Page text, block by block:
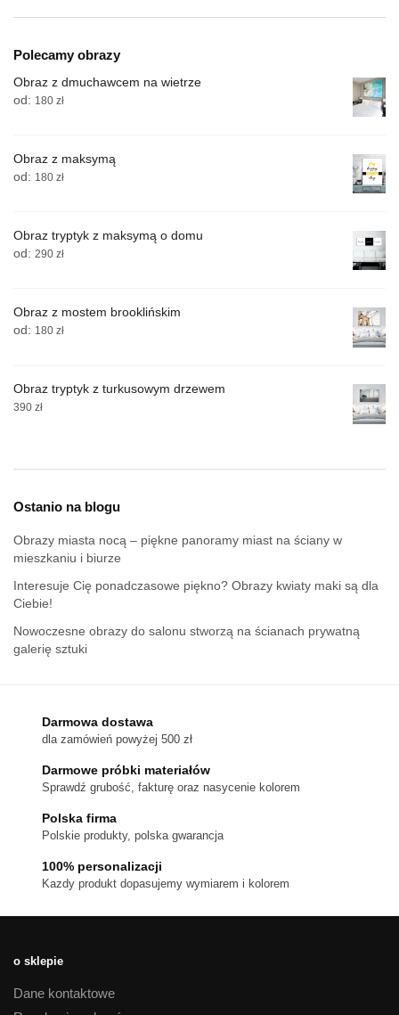
Polecamy obrazy
Obraz z dmuchawcem na wietrze
od: 180 zł
Obraz z maksymą
od: 180 zł
Obraz tryptyk z maksymą o domu
od: 290 zł
Obraz z mostem brooklińskim
od: 180 zł
Obraz tryptyk z turkusowym drzewem
390 zł
Ostanio na blogu
Obrazy miasta nocą – piękne panoramy miast na ściany w
mieszkaniu i biurze
Interesuje Cię ponadczasowe piękno? Obrazy kwiaty maki są dla
Ciebie!
Nowoczesne obrazy do salonu stworzą na ścianach prywatną
galerię sztuki
Darmowa dostawa
dla zamówień powyżej 500 zł
Darmowe próbki materiałów
Sprawdź grubość, fakturę oraz nasycenie kolorem
Polska firma
Polskie produkty, polska gwarancja
100% personalizacji
Kazdy produkt dopasujemy wymiarem i kolorem
o sklepie
Dane kontaktowe